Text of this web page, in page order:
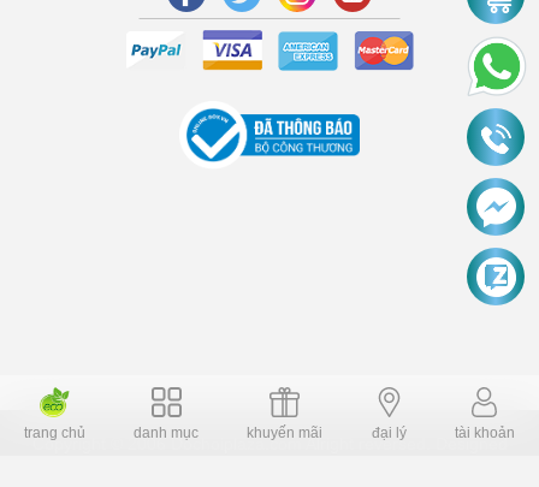
Copyright © 2006 Dochoiplaza.com Alright reversed. Designed
trang chủ danh mục khuyến mãi đại lý tài khoản